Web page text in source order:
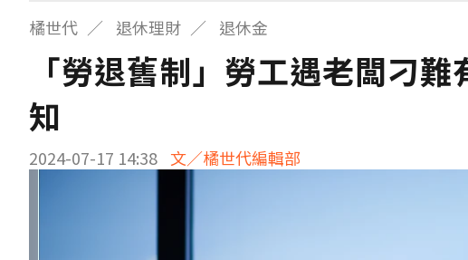
橘世代 退休理財 退休金
「勞退舊制」勞工遇老闆刁
知
2024-07-17 14:38 文／橘世代編輯部